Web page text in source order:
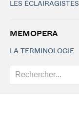
LES ÉCLAIRAGISTES
MEMOPERA
LA TERMINOLOGIE